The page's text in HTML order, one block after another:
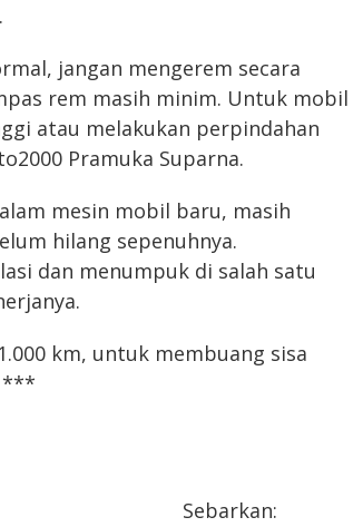
jangan mengerem secara
rem masih minim. Untuk mobil
atau melakukan perpindahan
Pramuka Suparna.
mesin mobil baru, masih
hilang sepenuhnya.
dan menumpuk di salah satu
km, untuk membuang sisa
***
Sebarkan: